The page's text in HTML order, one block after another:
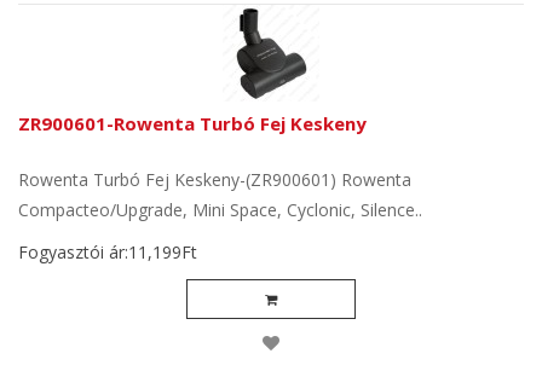
ZR900601-Rowenta Turbó Fej Keskeny
Rowenta Turbó Fej Keskeny-(ZR900601) Rowenta
Compacteo/Upgrade, Mini Space, Cyclonic, Silence..
Fogyasztói ár:11,199Ft